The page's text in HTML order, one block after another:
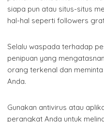
siapa pun atau situs-situs
hal-hal seperti followers
Selalu waspada terhadap
penipuan yang
orang terkenal dan
Anda.
Gunakan antivirus atau
perangkat Anda untuk